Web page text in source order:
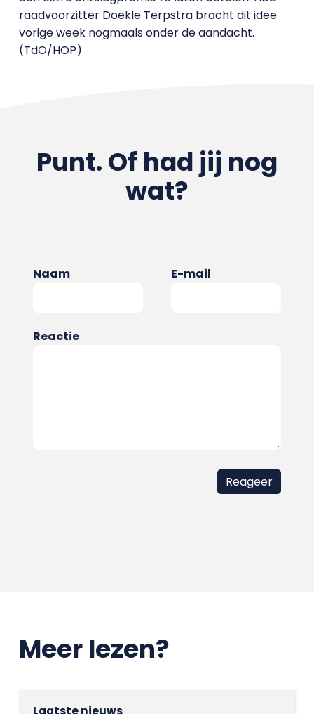
raadvoorzitter Doekle Terpstra bracht dit idee
vorige week nogmaals onder de aandacht.
(TdO/HOP)
Punt. Of had jij nog
wat?
Naam E-mail
Reactie
Meer lezen?
Laatste nieuws